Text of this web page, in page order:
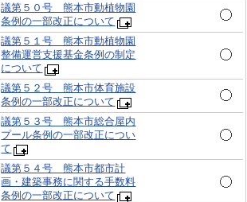
議第５０号 熊本市動植物園
条例の一部改正について
議第５１号 熊本市動植物園
整備運営支援基金条例の制定
について
議第５２号 熊本市体育施設
条例の一部改正について
議第５３号 熊本市総合屋内
プール条例の一部改正につい
て
議第５４号 熊本市都市計
画・建築事務に関する手数料
条例の一部改正について